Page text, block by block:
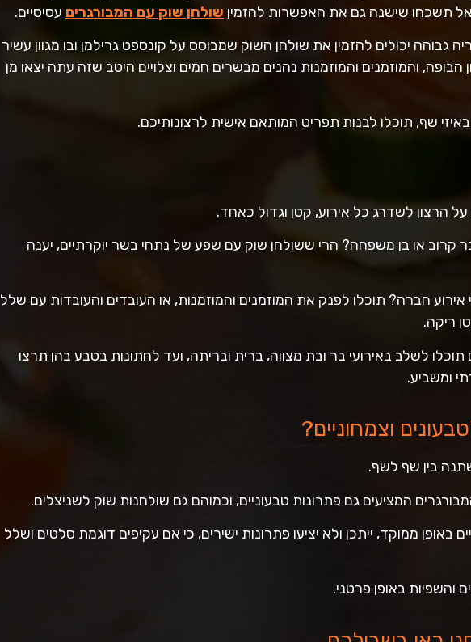
שאל תשכחו שישנה גם את האפשרות להזמין שולחן שוק עם המבורגרים עסיסיים.
גבוהה יכולים להזמין את שולחן השוק שמבוסס על קונספט גרילמן ובו מגוון עשיר
והמוזמנים והמוזמנות נהנים מבשרים חמים וצלויים היטב שזה עתה יצאו מן
שף, תוכלו לבנות תפריט המותאם אישית לרצונותיכם.
הרצון לשדרג כל אירוע, קטן וגדול כאחד.
קרוב או בן משפחה? הרי ששולחן שוק עם שפע של נתחי בשר יוקרתיים, יענה
אירוע חברה? תוכלו לפנק את המוזמנים והמוזמנות, או העובדים והעובדות עם שלל
ריקה.
לשלב באירועי בר ובת מצווה, ברית ובריתה, ועד לחתונות בטבע בהן תרצו
ומשביע.
וצמחוניים?
בין שף לשף.
המציעים גם פתרונות טבעוניים, וכמוהם גם שולחנות שוק לשניצלים.
באופן ממוקד, ייתכן ולא יציעו פתרונות ישירים, כי אם עקיפים דוגמת סלטים ושלל
והשפיות באופן פרטני.